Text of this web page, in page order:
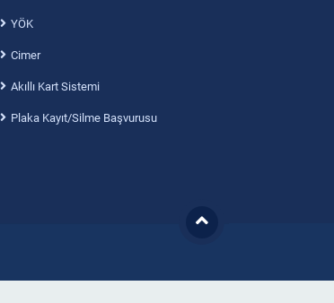
YÖK
Cimer
Akıllı Kart Sistemi
Plaka Kayıt/Silme Başvurusu